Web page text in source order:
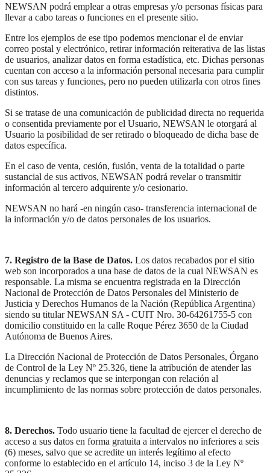
NEWSAN podrá emplear a otras empresas y/o personas físicas para
llevar a cabo tareas o funciones en el presente sitio.
Entre los ejemplos de ese tipo podemos mencionar el de enviar
correo postal y electrónico, retirar información reiterativa de las listas
de usuarios, analizar datos en forma estadística, etc. Dichas personas
cuentan con acceso a la información personal necesaria para cumplir
con sus tareas y funciones, pero no pueden utilizarla con otros fines
distintos.
Si se tratase de una comunicación de publicidad directa no requerida
o consentida previamente por el Usuario, NEWSAN le otorgará al
Usuario la posibilidad de ser retirado o bloqueado de dicha base de
datos específica.
En el caso de venta, cesión, fusión, venta de la totalidad o parte
sustancial de sus activos, NEWSAN podrá revelar o transmitir
información al tercero adquirente y/o cesionario.
NEWSAN no hará -en ningún caso- transferencia internacional de
la información y/o de datos personales de los usuarios.
7. Registro de la Base de Datos. Los datos recabados por el sitio
web son incorporados a una base de datos de la cual NEWSAN es
responsable. La misma se encuentra registrada en la Dirección
Nacional de Protección de Datos Personales del Ministerio de
Justicia y Derechos Humanos de la Nación (República Argentina)
siendo su titular NEWSAN SA - CUIT Nro. 30-64261755-5 con
domicilio constituido en la calle Roque Pérez 3650 de la Ciudad
Autónoma de Buenos Aires.
La Dirección Nacional de Protección de Datos Personales, Órgano
de Control de la Ley Nº 25.326, tiene la atribución de atender las
denuncias y reclamos que se interpongan con relación al
incumplimiento de las normas sobre protección de datos personales.
8. Derechos. Todo usuario tiene la facultad de ejercer el derecho de
acceso a sus datos en forma gratuita a intervalos no inferiores a seis
(6) meses, salvo que se acredite un interés legítimo al efecto
conforme lo establecido en el artículo 14, inciso 3 de la Ley Nº